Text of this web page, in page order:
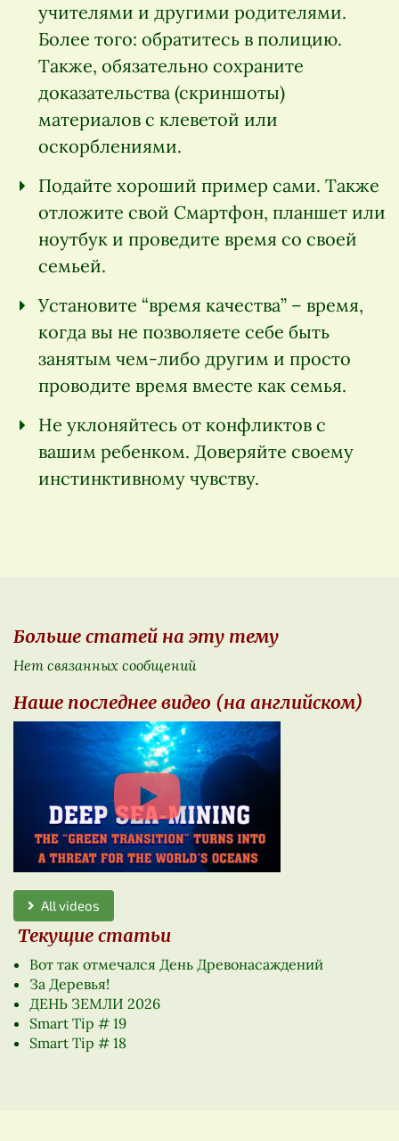
учителями и другими родителями.
Более того: обратитесь в полицию.
Также, обязательно сохраните
доказательства (скриншоты)
материалов с клеветой или
оскорблениями.
Подайте хороший пример сами. Также
отложите свой Смартфон, планшет или
ноутбук и проведите время со своей
семьей.
Установите “время качества” – время,
когда вы не позволяете себе быть
занятым чем-либо другим и просто
проводите время вместе как семья.
Не уклоняйтесь от конфликтов с
вашим ребенком. Доверяйте своему
инстинктивному чувству.
Больше статей на эту тему
Нет связанных сообщений
Наше последнее видео (на английском)
All videos
Текущие статьи
Вот так отмечался День Древонасаждений
За Деревья!
ДЕНЬ ЗЕМЛИ 2026
Smart Tip # 19
Smart Tip # 18